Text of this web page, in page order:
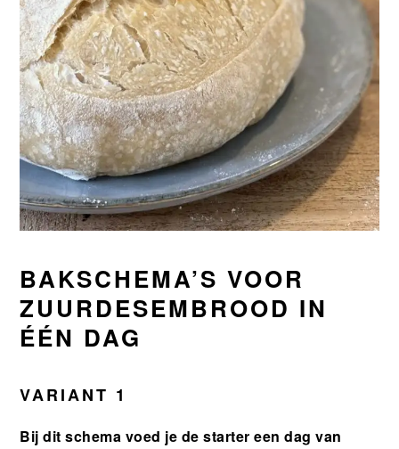
BAKSCHEMA’S VOOR
ZUURDESEMBROOD IN
ÉÉN DAG
VARIANT 1
Bij dit schema voed je de starter een dag van